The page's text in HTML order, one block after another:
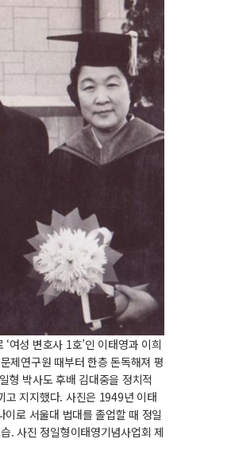
여성 변호사 1호’인 이태영과 이희
제연구원 때부터 한층 돈독해져 평
형 박사도 후배 김대중을 정치적
고 지지했다. 사진은 1949년 이태
로 서울대 법대를 졸업할 때 정일
. 사진 정일형이태영기념사업회 제